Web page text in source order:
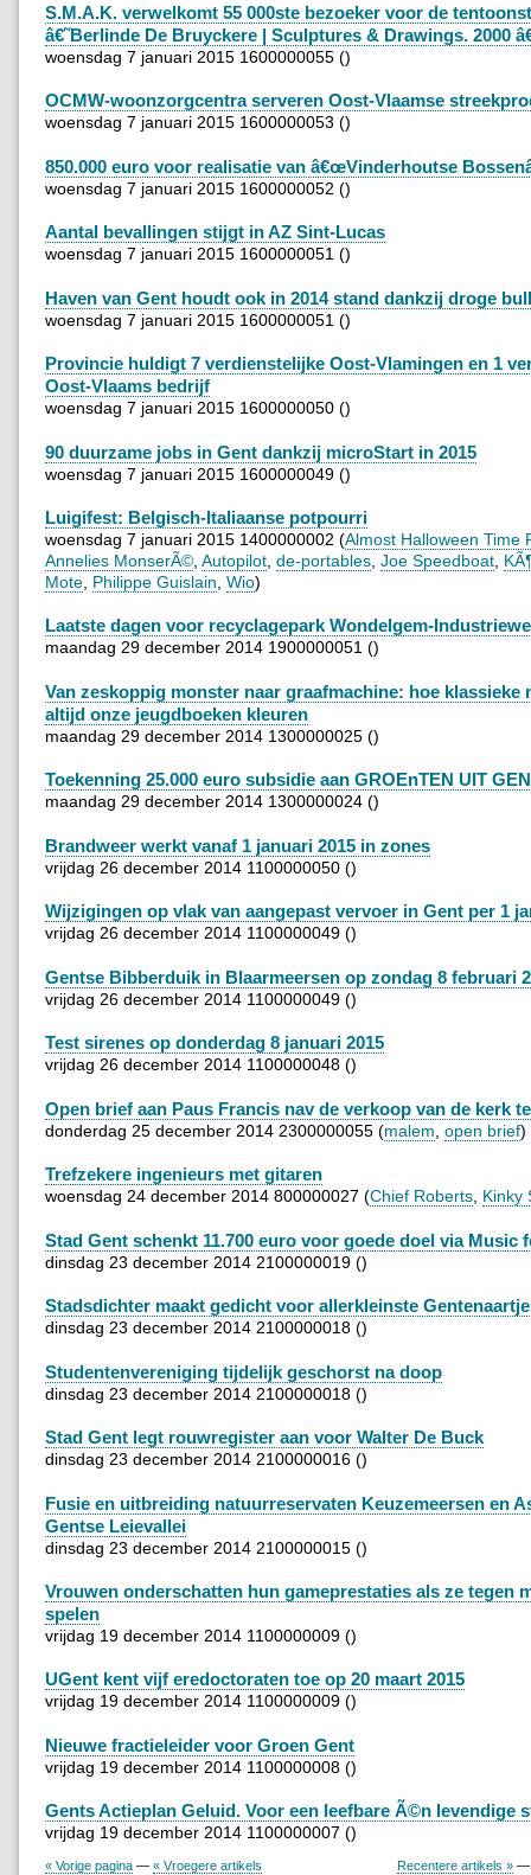
S.M.A.K. verwelkomt 55 000ste bezoeker voor de
â€˜Berlinde De Bruyckere | Sculptures & Drawings. 2000
woensdag 7 januari 2015 1600000055 ()
OCMW-woonzorgcentra serveren Oost-Vlaamse
woensdag 7 januari 2015 1600000053 ()
850.000 euro voor realisatie van â€œVinderhoutse
woensdag 7 januari 2015 1600000052 ()
Aantal bevallingen stijgt in AZ Sint-Lucas
woensdag 7 januari 2015 1600000051 ()
Haven van Gent houdt ook in 2014 stand dankzij droge
woensdag 7 januari 2015 1600000051 ()
Provincie huldigt 7 verdienstelijke Oost-Vlamingen en 1
Oost-Vlaams bedrijf
woensdag 7 januari 2015 1600000050 ()
90 duurzame jobs in Gent dankzij microStart in 2015
woensdag 7 januari 2015 1600000049 ()
Luigifest: Belgisch-Italiaanse potpourri
woensdag 7 januari 2015 1400000002 (Almost Halloween Time
Annelies MonserÃ© Autopilot de-portables Joe Speedboat
Mote Philippe Guislain Wio)
Laatste dagen voor recyclagepark Wondelgem-
maandag 29 december 2014 1900000051 ()
Van zeskoppig monster naar graafmachine: hoe klassieke
altijd onze jeugdboeken kleuren
maandag 29 december 2014 1300000025 ()
Toekenning 25.000 euro subsidie aan GROEnTEN UIT
maandag 29 december 2014 1300000024 ()
Brandweer werkt vanaf 1 januari 2015 in zones
vrijdag 26 december 2014 1100000050 ()
Wijzigingen op vlak van aangepast vervoer in Gent per 1
vrijdag 26 december 2014 1100000049 ()
Gentse Bibberduik in Blaarmeersen op zondag 8 februari
vrijdag 26 december 2014 1100000049 ()
Test sirenes op donderdag 8 januari 2015
vrijdag 26 december 2014 1100000048 ()
Open brief aan Paus Francis nav de verkoop van de kerk
donderdag 25 december 2014 2300000055 (malem open brief)
Trefzekere ingenieurs met gitaren
woensdag 24 december 2014 800000027 (Chief Roberts Kinky
Stad Gent schenkt 11.700 euro voor goede doel via Music
dinsdag 23 december 2014 2100000019 ()
Stadsdichter maakt gedicht voor allerkleinste
dinsdag 23 december 2014 2100000018 ()
Studentenvereniging tijdelijk geschorst na doop
dinsdag 23 december 2014 2100000018 ()
Stad Gent legt rouwregister aan voor Walter De Buck
dinsdag 23 december 2014 2100000016 ()
Fusie en uitbreiding natuurreservaten Keuzemeersen en
Gentse Leievallei
dinsdag 23 december 2014 2100000015 ()
Vrouwen onderschatten hun gameprestaties als ze tegen
spelen
vrijdag 19 december 2014 1100000009 ()
UGent kent vijf eredoctoraten toe op 20 maart 2015
vrijdag 19 december 2014 1100000009 ()
Nieuwe fractieleider voor Groen Gent
vrijdag 19 december 2014 1100000008 ()
Gents Actieplan Geluid. Voor een leefbare Ã©n levendige
vrijdag 19 december 2014 1100000007 ()
« Vorige pagina — « Vroegere artikels Recentere artikels »